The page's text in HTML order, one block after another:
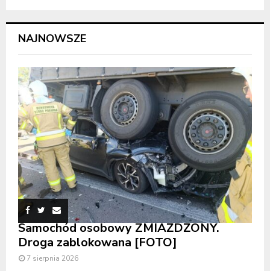
NAJNOWSZE
Samochód osobowy ZMIAŻDŻONY.
Droga zablokowana [FOTO]
7 sierpnia 2026